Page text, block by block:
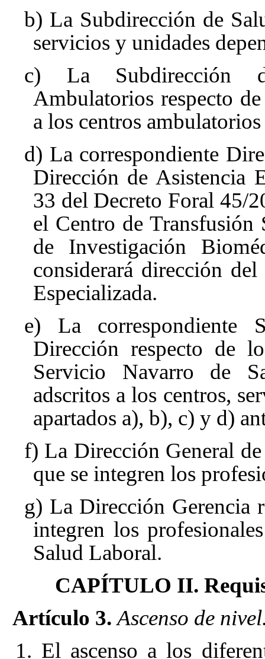
b) La Subdirección de
servicios y unidades
c) La Subdirección
Ambulatorios respecto
a los centros
d) La correspondiente
Dirección de Asistencia
33 del Decreto Foral 45/
el Centro de Transfusión
de Investigación
considerará dirección
Especializada.
e) La correspondiente
Dirección respecto de
Servicio Navarro de
adscritos a los centros,
apartados a), b), c) y d)
f) La Dirección General
que se integren los
g) La Dirección Gerencia
integren los
Salud Laboral.
CAPÍTULO II.
Artículo 3. Ascenso de
1. El ascenso a los